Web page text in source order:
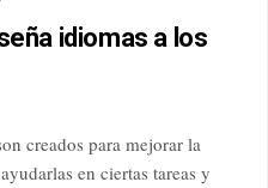
idiomas a los
creados para mejorar la
en ciertas tareas y